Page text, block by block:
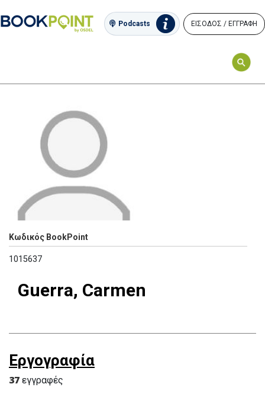
Podcasts ΕΙΣΟΔΟΣ / ΕΓΓΡΑΦΗ
Κωδικός BookPoint
1015637
Guerra, Carmen
Εργογραφία
37 εγγραφές